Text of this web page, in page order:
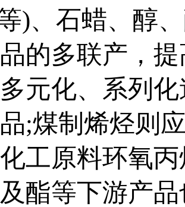
)、石蜡、醇
的多联产，
元化、系列
;煤制烯烃则
工原料环氧
酯等下游产